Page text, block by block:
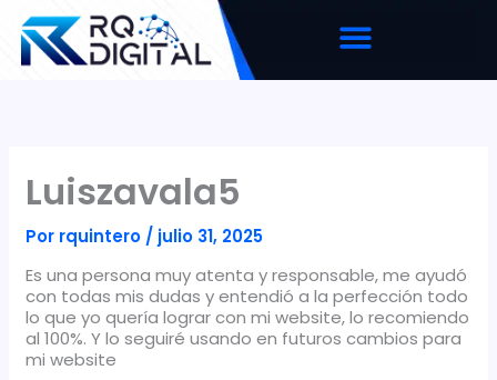
contenido
Luiszavala5
Por rquintero / julio 31, 2025
Es una persona muy atenta y responsable, me ayudó
con todas mis dudas y entendió a la perfección todo
lo que yo quería lograr con mi website, lo recomiendo
al 100%. Y lo seguiré usando en futuros cambios para
mi website